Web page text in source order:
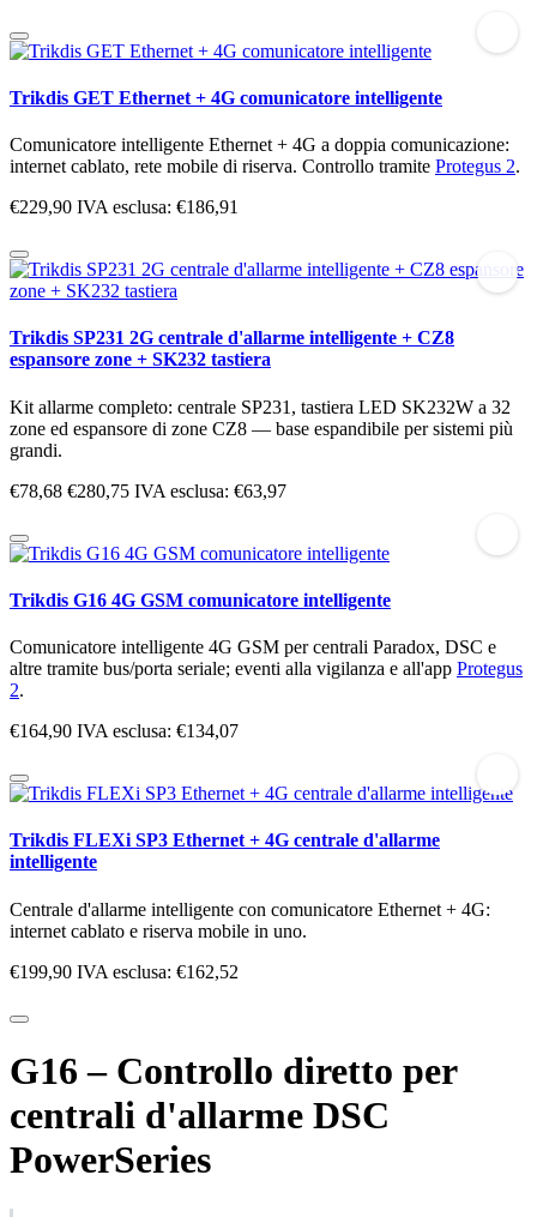
Trikdis GET Ethernet + 4G comunicatore intelligente
Comunicatore intelligente Ethernet + 4G a doppia comunicazione:
internet cablato, rete mobile di riserva. Controllo tramite Protegus 2.
€229,90 IVA esclusa: €186,91
Trikdis SP231 2G centrale d'allarme intelligente + CZ8
espansore zone + SK232 tastiera
Kit allarme completo: centrale SP231, tastiera LED SK232W a 32
zone ed espansore di zone CZ8 — base espandibile per sistemi più
grandi.
€78,68 €280,75 IVA esclusa: €63,97
Trikdis G16 4G GSM comunicatore intelligente
Comunicatore intelligente 4G GSM per centrali Paradox, DSC e
altre tramite bus/porta seriale; eventi alla vigilanza e all'app Protegus
2.
€164,90 IVA esclusa: €134,07
Trikdis FLEXi SP3 Ethernet + 4G centrale d'allarme
intelligente
Centrale d'allarme intelligente con comunicatore Ethernet + 4G:
internet cablato e riserva mobile in uno.
€199,90 IVA esclusa: €162,52
G16 – Controllo diretto per
centrali d'allarme DSC
PowerSeries